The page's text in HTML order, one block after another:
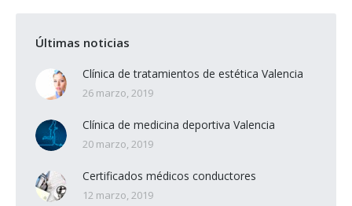
Últimas noticias
Clínica de tratamientos de estética Valencia
26 marzo, 2019
Clínica de medicina deportiva Valencia
20 marzo, 2019
Certificados médicos conductores
12 marzo, 2019